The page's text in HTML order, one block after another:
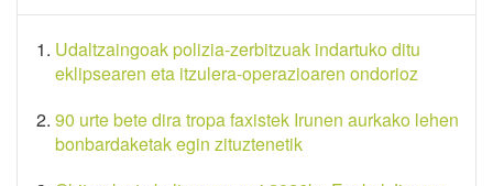
Udaltzaingoak polizia-zerbitzuak indartuko ditu
eklipsearen eta itzulera-operazioaren ondorioz
90 urte bete dira tropa faxistek Irunen aurkako lehen
bonbardaketak egin zituztenetik